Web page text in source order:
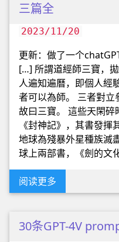
三篇全
2023/11/20
更新：做了一个
[…] 所謂道經師三寶，
人遍知遍曆，即個人經
者可以為師。 三者對立
故曰三寶。 這些天閑
《封神記》，其書發
地球為殘暴外星種族滅
球上兩部書，《劍的文
阅读更多
30条GPT-4V